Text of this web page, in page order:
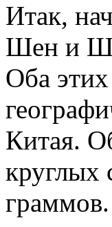
Итак,
Шен и
Оба
Китая.
круглых